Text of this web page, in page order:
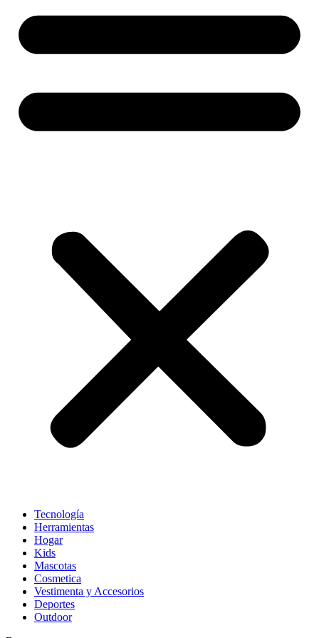
Tecnología
Herramientas
Hogar
Kids
Mascotas
Cosmetica
Vestimenta y Accesorios
Deportes
Outdoor